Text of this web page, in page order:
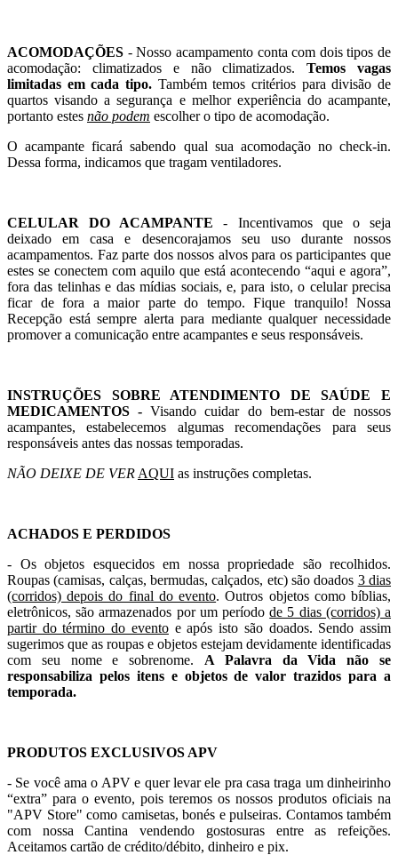
ACOMODAÇÕES - Nosso acampamento conta com dois tipos de
acomodação: climatizados e não climatizados.Temos vagas
limitadas em cada tipo. Também temos critérios para divisão de
quartos visando a segurança e melhor experiência do acampante,
portanto estes não podem escolher o tipo de acomodação.
O acampante ficará sabendo qual sua acomodação no check-in.
Dessa forma, indicamos que tragam ventiladores.
CELULAR DO ACAMPANTE- Incentivamos que o seja
deixado em casa e desencorajamos seu uso durante nossos
acampamentos. Faz parte dos nossos alvos para os participantes que
estes se conectem com aquilo que está acontecendo “aqui e agora”,
fora das telinhas e das mídias sociais, e, para isto, o celular precisa
ficar de fora a maior parte do tempo. Fique tranquilo! Nossa
Recepção está sempre alerta para mediante qualquer necessidade
promover a comunicação entre acampantes e seus responsáveis.
INSTRUÇÕES SOBRE ATENDIMENTO DE SAÚDE E
MEDICAMENTOS -Visando cuidar do bem-estar de nossos
acampantes, estabelecemos algumas recomendações para seus
responsáveis antes das nossas temporadas.
NÃO DEIXE DE VER AQUI as instruções completas.
ACHADOS E PERDIDOS
- Os objetos esquecidos em nossa propriedade são recolhidos.
Roupas (camisas, calças, bermudas, calçados, etc) são doados 3 dias
(corridos) depois do final do evento. Outros objetos como bíblias,
eletrônicos, são armazenados por um períodode 5 dias (corridos) a
partir do término do eventoe após isto são doados. Sendo assim
sugerimos que as roupas e objetos estejam devidamente identificadas
com seu nome e sobrenome. A Palavra da Vida não se
responsabiliza pelos itens e objetos de valor trazidos para a
temporada.
PRODUTOS EXCLUSIVOS APV
- Se você ama o APV e quer levar ele pra casa traga um dinheirinho
“extra” para o evento, pois teremos os nossos produtos oficiais na
"APV Store" como camisetas, bonés e pulseiras. Contamos também
com nossa Cantina vendendo gostosuras entre as refeições.
Aceitamos cartão de crédito/débito, dinheiro e pix.